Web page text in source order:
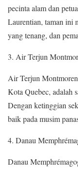
pecinta alam dan
Laurentian, taman ini
yang tenang, dan
3. Air Terjun
Air Terjun
Kota Quebec, adalah
Dengan ketinggian
baik pada musim
4. Danau
Danau